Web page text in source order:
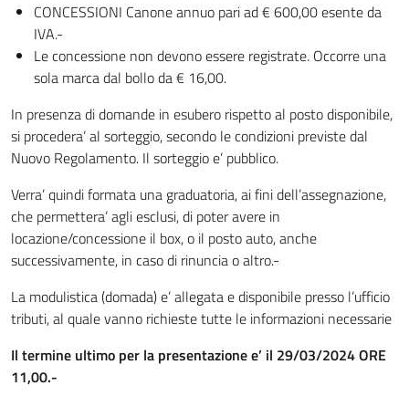
CONCESSIONI Canone annuo pari ad € 600,00 esente da
IVA.-
Le concessione non devono essere registrate. Occorre una
sola marca dal bollo da € 16,00.
In presenza di domande in esubero rispetto al posto disponibile,
si procedera’ al sorteggio, secondo le condizioni previste dal
Nuovo Regolamento. Il sorteggio e’ pubblico.
Verra’ quindi formata una graduatoria, ai fini dell’assegnazione,
che permettera’ agli esclusi, di poter avere in
locazione/concessione il box, o il posto auto, anche
successivamente, in caso di rinuncia o altro.-
La modulistica (domada) e’ allegata e disponibile presso l’ufficio
tributi, al quale vanno richieste tutte le informazioni necessarie
Il termine ultimo per la presentazione e’ il 29/03/2024ORE
11,00.-